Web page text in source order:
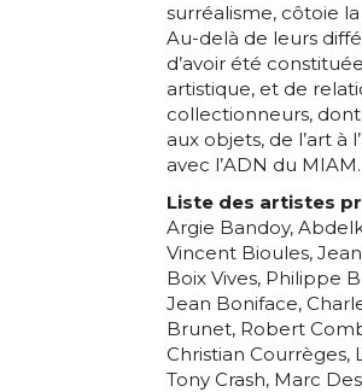
surréalisme, côtoie
Au-delà de leurs
d’avoir été
artistique, et de
collectionneurs,
aux objets, de l’art à
avec l’ADN du MIAM.
Liste des artistes
Argie Bandoy,
Vincent Bioules,
Boix Vives, Philippe
Jean Boniface,
Brunet, Robert
Christian Courrèges,
Tony Crash, Marc